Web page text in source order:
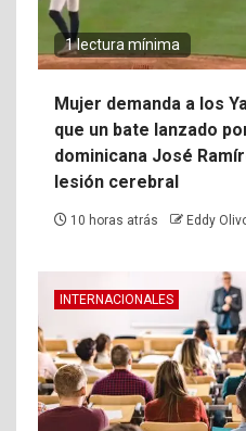
1 lectura mínima
Mujer demanda a los
que un bate lanzado
dominicana José
lesión cerebral
10 horas atrás Eddy
INTERNACIONALES